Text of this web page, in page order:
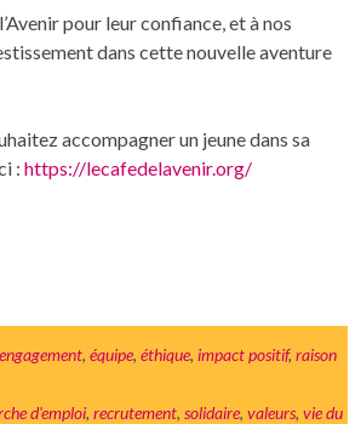
pour leur confiance, et à nos
dans cette nouvelle aventure
accompagner un jeune dans sa
: https://lecafedelavenir.org/
engagement, équipe, éthique, impact positif, raison
d'emploi, recrutement, solidaire, valeurs, vie du